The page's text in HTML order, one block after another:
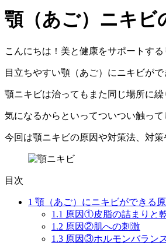
顎（あご）ニキビ
こんにちは！美と健康をサポートする
目立ちやすい顎（あご）にニキビが
顎ニキビは治ってもまた同じ場所に繰
気になるからといってついつい触っ
今回は顎ニキビの原因や対策法 対策
目次
1 顎（あご）にニキビができる
1.1 原因①皮脂の詰まりと
1.2 原因②肌への刺激
1.3 原因③ホルモンバラン